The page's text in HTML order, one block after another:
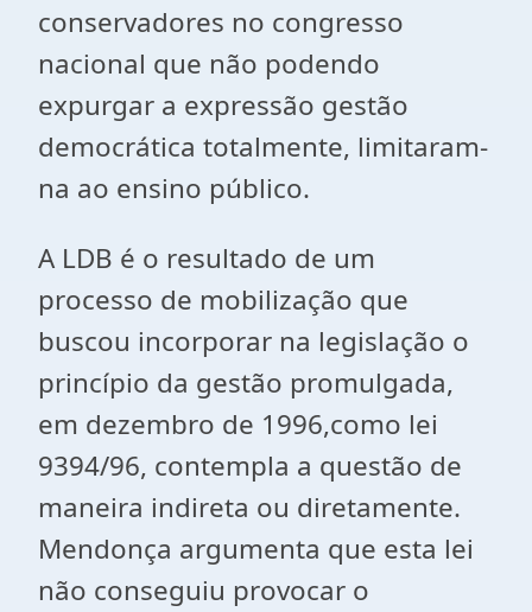
conservadores no congresso
nacional que não podendo
expurgar a expressão gestão
democrática totalmente, limitaram-
na ao ensino público.
A LDB é o resultado de um
processo de mobilização que
buscou incorporar na legislação o
princípio da gestão promulgada,
em dezembro de 1996,como lei
9394/96, contempla a questão de
maneira indireta ou diretamente.
Mendonça argumenta que esta lei
não conseguiu provocar o